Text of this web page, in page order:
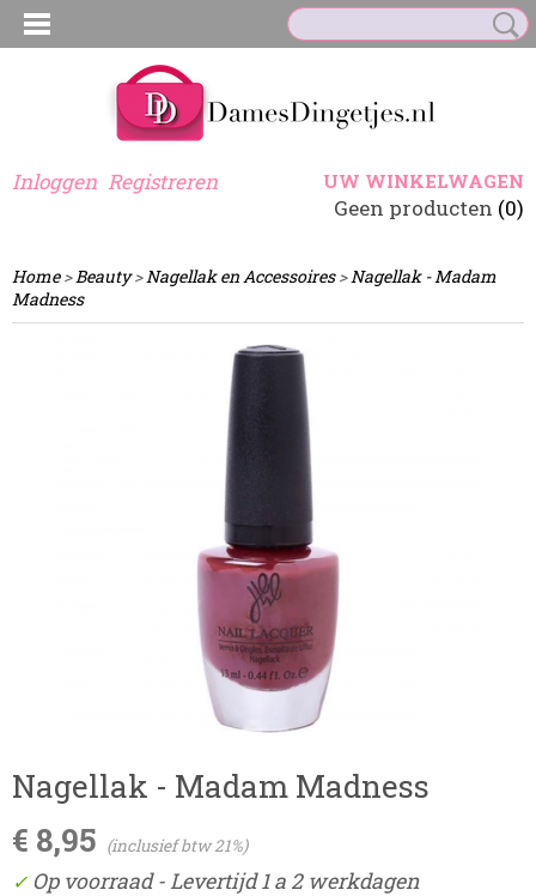
Inloggen Registreren UW WINKELWAGEN
Geen producten (0)
Home>Beauty>Nagellak en Accessoires>Nagellak - Madam
Madness
Nagellak - Madam Madness
€ 8,95 (inclusief btw 21%)
✓ Op voorraad- Levertijd 1 a 2 werkdagen